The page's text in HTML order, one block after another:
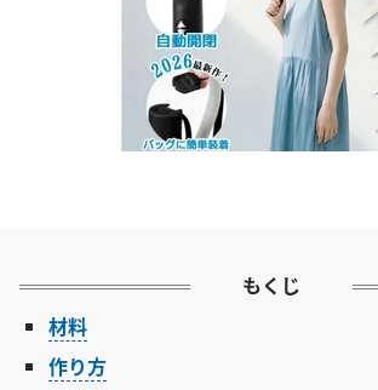
もくじ
材料
作り方